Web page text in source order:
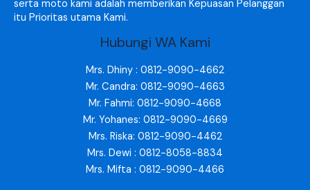
serta moto kami adalah memberikan Kepuasan Pelanggan
itu Prioritas utama Kami.
Hubungi WA Kami
Mrs. Dhiny : 0812-9090-4662
Mr. Candra: 0812-9090-4663
Mr. Fahmi: 0812-9090-4668
Mr. Yohanes: 0812-9090-4669
Mrs. Riska: 0812-9090-4462
Mrs. Dewi : 0812-8058-8834
Mrs. Mifta : 0812-9090-4466